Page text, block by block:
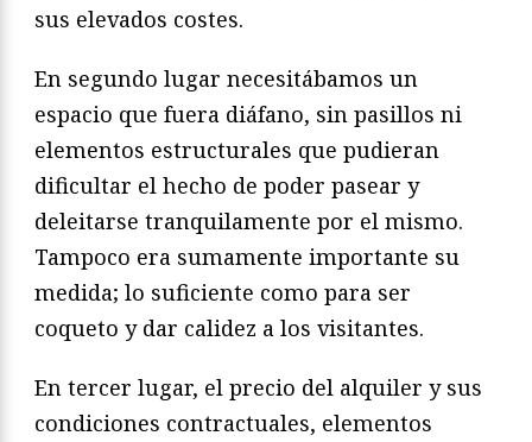
sus elevados costes.
En segundo lugar necesitábamos un
espacio que fuera diáfano, sin pasillos ni
elementos estructurales que pudieran
dificultar el hecho de poder pasear y
deleitarse tranquilamente por el mismo.
Tampoco era sumamente importante su
medida; lo suficiente como para ser
coqueto y dar calidez a los visitantes.
En tercer lugar, el precio del alquiler y sus
condiciones contractuales, elementos